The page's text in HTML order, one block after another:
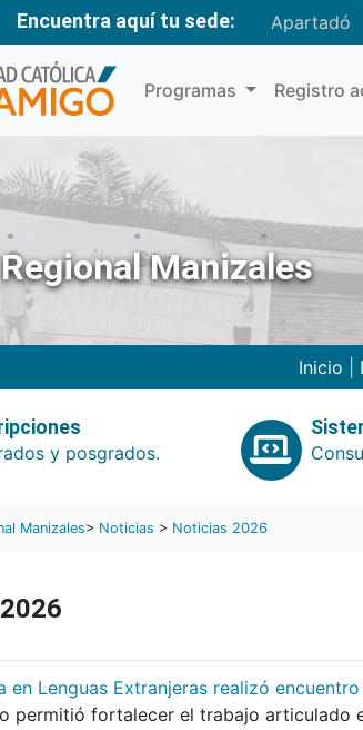
Encuentra aquí tu sede: Apartadó
Programas Registro
Manizales
Inicio
y posgrados.
Manizales> Noticias > Noticias 2026
en Lenguas Extranjeras realizó
permitió fortalecer el trabajo articulado